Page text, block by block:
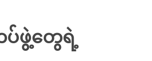
ပ်ဖွဲ့တွေရဲ့